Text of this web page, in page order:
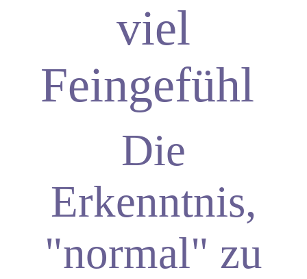
viel
Feingefühl
Die
Erkenntnis,
"normal" zu